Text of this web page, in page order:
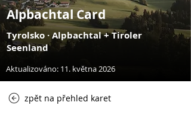
Alpbachtal Card
Tyrolsko · Alpbachtal + Tiroler
Seenland
Aktualizováno: 11. května 2026
zpět na přehled karet